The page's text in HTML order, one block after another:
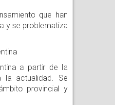
que han
y se problematiza
a partir de la
la actualidad. Se
provincial y